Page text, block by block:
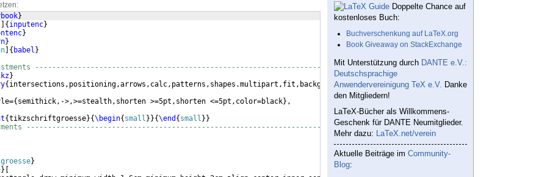
}
{ inputenc}
}
}
{ babel }
Adjustments
}
{ intersections,positioning,arrows,calc,patterns,shapes.multipart,fit,backgrounds,decorations.pathreplacing}
{ semithick,->,>=stealth,shorten >=5pt,shorten <=5pt,color=black} ,
{tikzschriftgroesse}{\begin{ small } }{\end { small } }
}
}
Doppelte Chance auf
kostenloses Buch:
Buchverschenkung auf LaTeX.org
Book Giveaway on StackExchange
Mit Unterstützung durch DANTE e.V.:
Deutschsprachige
Anwendervereinigung TeX e.V. Danke
den Mitgliedern!
LaTeX-Bücher als Willkommens-
Geschenk für DANTE Neumitglieder.
Mehr dazu: LaTeX.net/verein
Aktuelle Beiträge im Community-
Blog: